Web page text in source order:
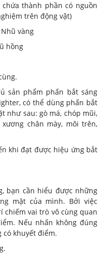
thành phần có nguồn
trên động vật)
vàng
hồng
sản phẩm phấn bắt sáng
có thể dùng phấn bắt
như sau: gò má, chóp mũi,
chân mày, môi trên,
khi đạt được hiệu ứng bắt
bạn cần hiểu được những
mặt của mình. Bởi việc
vai trò vô cùng quan
Nếu nhấn không đúng
có khuyết điểm.